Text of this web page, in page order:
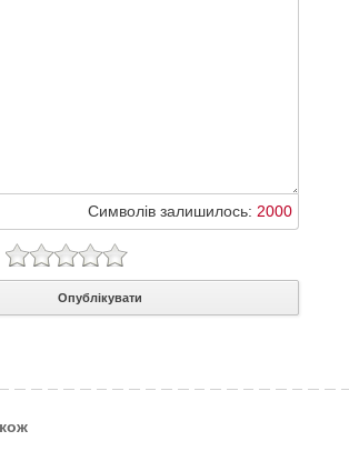
Символів залишилось: 2000
Опублікувати